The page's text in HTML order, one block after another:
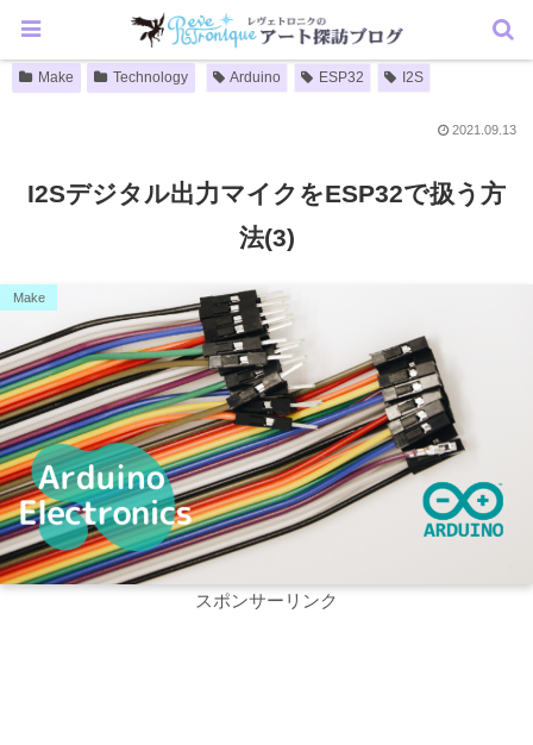
Make Technology Arduino ESP32 I2S
I2Sデジタル出力マイクをESP32で扱う方
法(3)
Make
2021.09.13
スポンサーリンク